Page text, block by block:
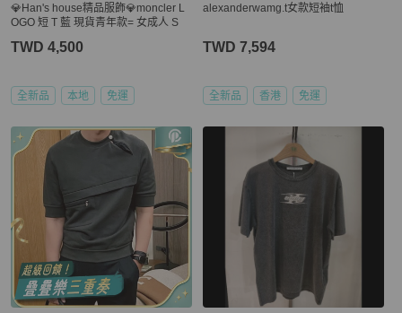
💎Han's house精品服飾💎moncler L
OGO 短 T 藍 現貨青年款= 女成人 S
TWD 4,500
全新品 本地 免運
alexanderwamg.t女款短袖t恤
TWD 7,594
全新品 香港 免運